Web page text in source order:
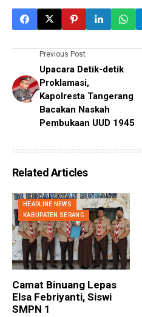
Previous Post
Upacara Detik-detik
Proklamasi,
Kapolresta Tangerang
Bacakan Naskah
Pembukaan UUD 1945
Related Articles
HEADLINE NEWS
KABUPATEN SERANG
Camat Binuang Lepas
Elsa Febriyanti, Siswi
SMPN 1